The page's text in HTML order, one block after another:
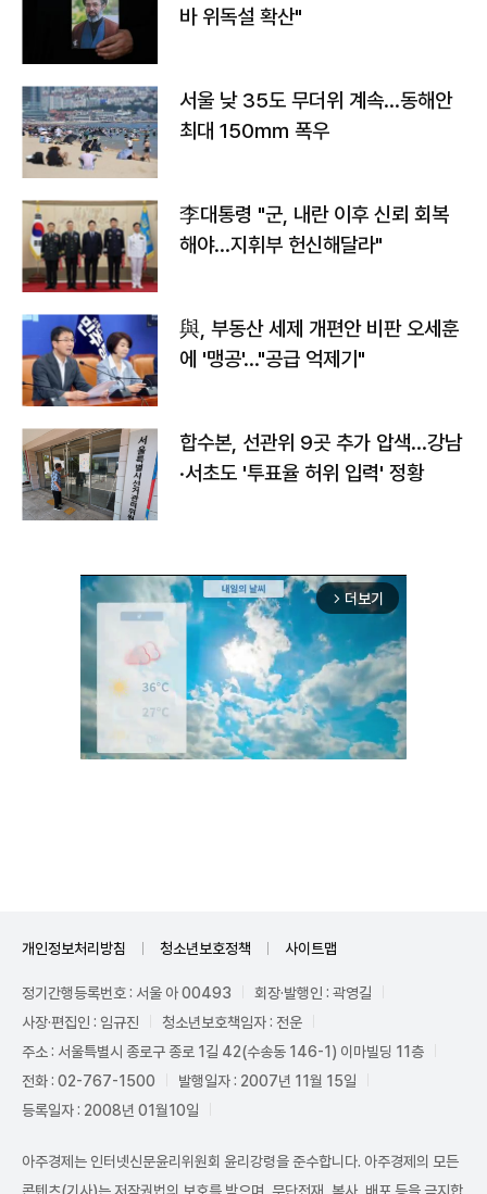
바 위독설 확산"
서울 낮 35도 무더위 계속…동해안
최대 150㎜ 폭우
李대통령 "군, 내란 이후 신뢰 회복
해야…지휘부 헌신해달라"
與, 부동산 세제 개편안 비판 오세훈
에 '맹공'…"공급 억제기"
합수본, 선관위 9곳 추가 압색…강남
·서초도 '투표율 허위 입력' 정황
arrow_forward_ios 더보기
개인정보처리방침 청소년보호정책 사이트맵
정기간행등록번호 : 서울 아 00493
회장·발행인 : 곽영길
사장·편집인 : 임규진
청소년보호책임자 : 전운
주소 : 서울특별시 종로구 종로 1길 42(수송동 146-1) 이마빌딩 11층
전화 : 02-767-1500
발행일자 : 2007년 11월 15일
등록일자 : 2008년 01월10일
아주경제는 인터넷신문윤리위원회 윤리강령을 준수합니다. 아주경제의 모든